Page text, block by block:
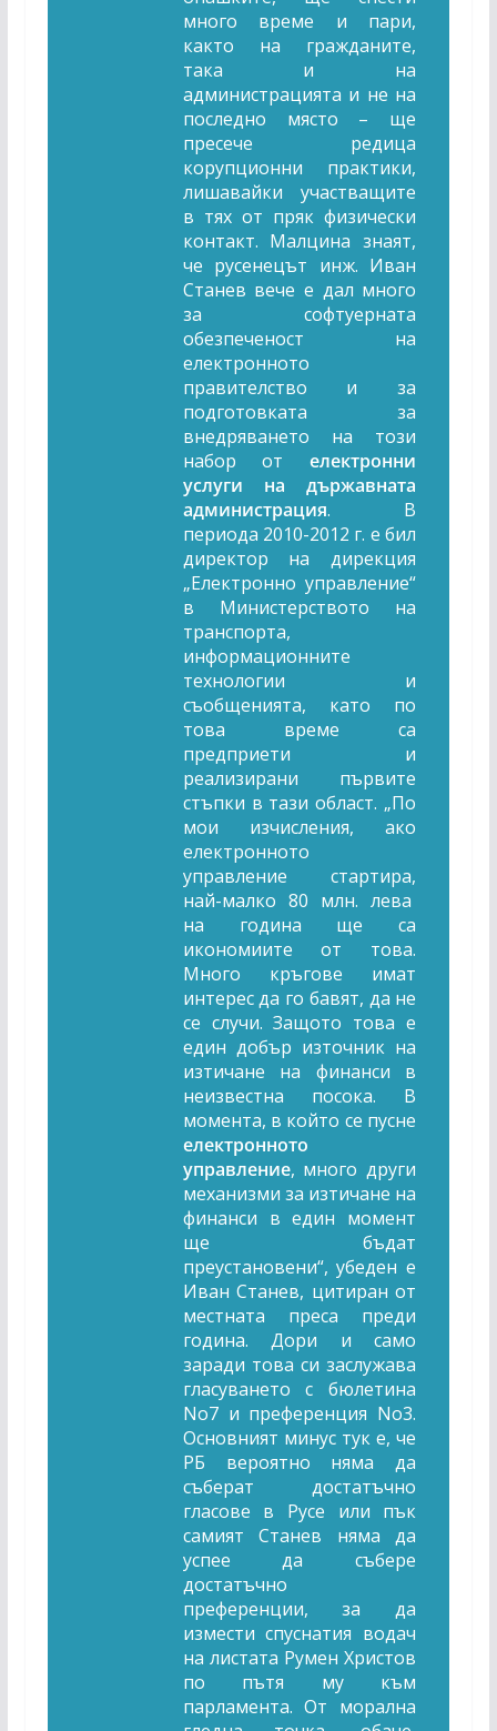
много време и пари,
както на гражданите,
така и на
администрацията и не на
последно място – ще
пресече редица
корупционни практики,
лишавайки участващите
в тях от пряк физически
контакт. Малцина знаят,
че русенецът инж. Иван
Станев вече е дал много
за софтуерната
обезпеченост на
електронното
правителство и за
подготовката за
внедряването на този
набор отелектронни
услуги на държавната
администрация. В
периода 2010-2012 г. е бил
директор на дирекция
„Електронно управление“
в Министерството на
транспорта,
информационните
технологии и
съобщенията, като по
това време са
предприети и
реализирани първите
стъпки в тази област. „По
мои изчисления, ако
електронното
управление стартира,
най-малко 80 млн. лева
на година ще са
икономиите от това.
Много кръгове имат
интерес да го бавят, да не
се случи. Защото това е
един добър източник на
изтичане на финанси в
неизвестна посока. В
момента, в който се пусне
електронното
управление, много други
механизми за изтичане на
финанси в един момент
ще бъдат
преустановени“, убеден е
Иван Станев, цитиран от
местната преса преди
година. Дори и само
заради това си заслужава
гласуването сбюлетина
No7 и преференция No3.
Основният минус тук е, че
РБ вероятно няма да
съберат достатъчно
гласове в Русе или пък
самият Станев няма да
успее да събере
достатъчно
преференции, за да
измести спуснатия водач
на листата Румен Христов
по пътя му към
парламента. От морална